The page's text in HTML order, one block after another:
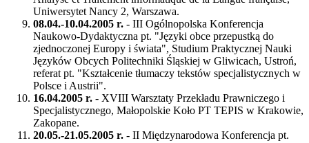
Uniwersytet Nancy 2, Warszawa.
08.04.-10.04.2005 r. - III Ogólnopolska Konferencja
Naukowo-Dydaktyczna pt. "Języki obce przepustką do
zjednoczonej Europy i świata", Studium Praktycznej Nauki
Języków Obcych Politechniki Śląskiej w Gliwicach, Ustroń,
referat pt. "Kształcenie tłumaczy tekstów specjalistycznych w
Polsce i Austrii".
16.04.2005 r. - XVIII Warsztaty Przekładu Prawniczego i
Specjalistycznego, Małopolskie Koło PT TEPIS w Krakowie,
Zakopane.
20.05.-21.05.2005 r. - II Międzynarodowa Konferencja pt.